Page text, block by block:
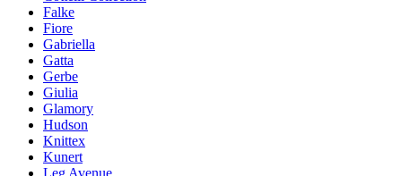
Falke
Fiore
Gabriella
Gatta
Gerbe
Giulia
Glamory
Hudson
Knittex
Kunert
Leg Avenue